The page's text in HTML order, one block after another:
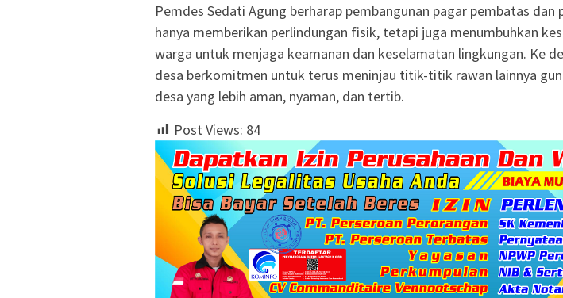
Pemdes Sedati Agung berharap pembangunan pagar pembatas
hanya memberikan perlindungan fisik, tetapi juga menumbuhkan
warga untuk menjaga keamanan dan keselamatan lingkungan. Ke
desa berkomitmen untuk terus meninjau titik-titik rawan lainnya
desa yang lebih aman, nyaman, dan tertib.
Post Views: 84